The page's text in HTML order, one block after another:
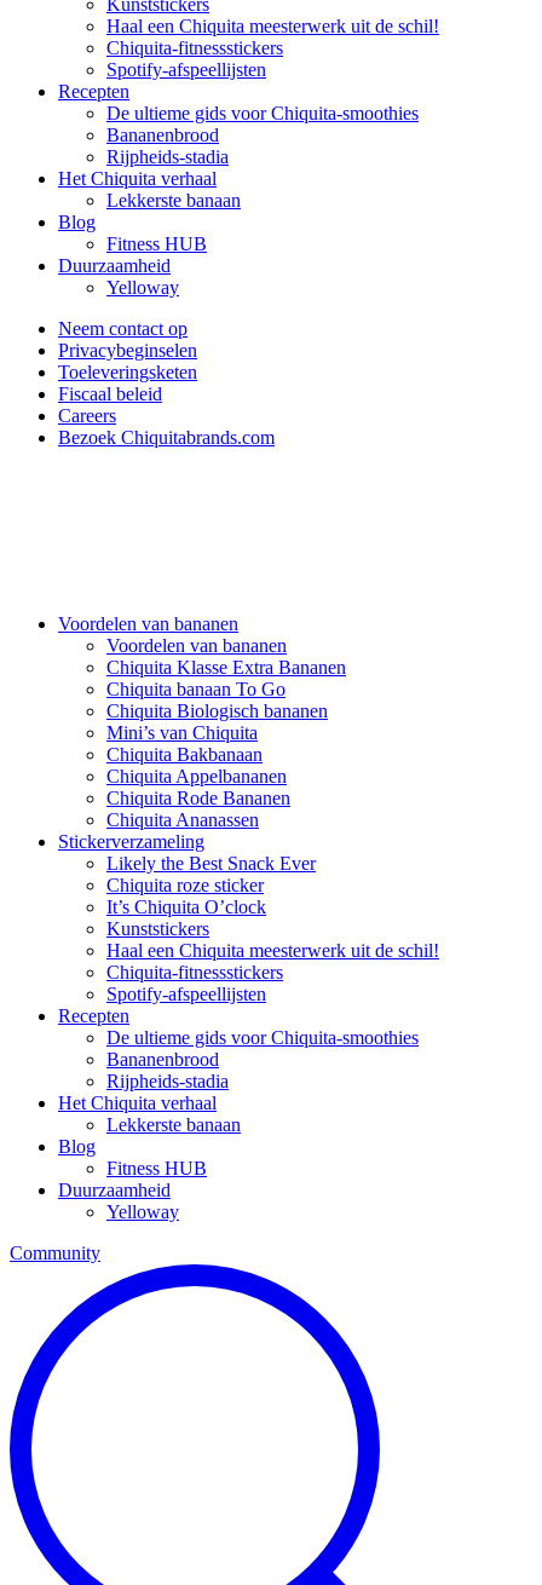
Kunststickers
Haal een Chiquita meesterwerk uit de schil!
Chiquita-fitnessstickers
Spotify-afspeellijsten
Recepten
De ultieme gids voor Chiquita-smoothies
Bananenbrood
Rijpheids-stadia
Het Chiquita verhaal
Lekkerste banaan
Blog
Fitness HUB
Duurzaamheid
Yelloway
Neem contact op
Privacybeginselen
Toeleveringsketen
Fiscaal beleid
Careers
Bezoek Chiquitabrands.com
Voordelen van bananen
Voordelen van bananen
Chiquita Klasse Extra Bananen
Chiquita banaan To Go
Chiquita Biologisch bananen
Mini’s van Chiquita
Chiquita Bakbanaan
Chiquita Appelbananen
Chiquita Rode Bananen
Chiquita Ananassen
Stickerverzameling
Likely the Best Snack Ever
Chiquita roze sticker
It’s Chiquita O’clock
Kunststickers
Haal een Chiquita meesterwerk uit de schil!
Chiquita-fitnessstickers
Spotify-afspeellijsten
Recepten
De ultieme gids voor Chiquita-smoothies
Bananenbrood
Rijpheids-stadia
Het Chiquita verhaal
Lekkerste banaan
Blog
Fitness HUB
Duurzaamheid
Yelloway
Community